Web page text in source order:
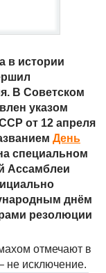
в истории
В Советском
указом
от 12 апреля
День
специальном
Ассамблеи
днём
резолюции
отмечают в
не исключение.